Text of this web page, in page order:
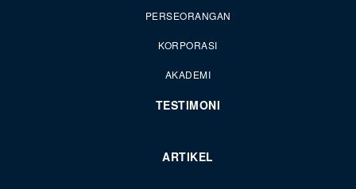
PERSEORANGAN
KORPORASI
AKADEMI
TESTIMONI
ARTIKEL